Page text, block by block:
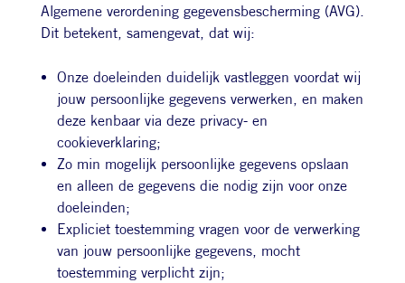
Algemene verordening gegevensbescherming (AVG).
Dit betekent, samengevat, dat wij:
Onze doeleinden duidelijk vastleggen voordat wij
jouw persoonlijke gegevens verwerken, en maken
deze kenbaar via deze privacy- en
cookieverklaring;
Zo min mogelijk persoonlijke gegevens opslaan
en alleen de gegevens die nodig zijn voor onze
doeleinden;
Expliciet toestemming vragen voor de verwerking
van jouw persoonlijke gegevens, mocht
toestemming verplicht zijn;